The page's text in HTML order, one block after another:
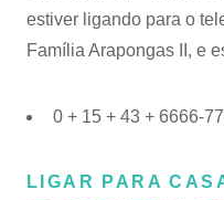
estiver ligando para o
Família Arapongas II, e
0 + 15 + 43 + 6666-
LIGAR PARA